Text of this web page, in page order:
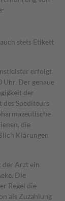
stets Etikett
erfolgt
Uhr. Der genaue
der
Spediteurs
die
Klärungen
der Arzt ein
Die
Regel die
als Zuzahlung